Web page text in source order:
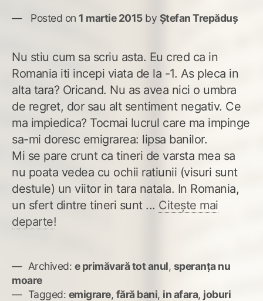
Posted on 1 martie 2015by Ștefan Trepăduș
Nu stiu cum sa scriu asta. Eu cred ca in
Romania iti incepi viata de la -1. As pleca in
alta tara? Oricand. Nu as avea nici o umbra
de regret, dor sau alt sentiment negativ. Ce
ma impiedica? Tocmai lucrul care ma impinge
sa-mi doresc emigrarea: lipsa banilor.
Mi se pare crunt ca tineri de varsta mea sa
nu poata vedea cu ochii ratiunii (visuri sunt
destule) un viitor in tara natala. In Romania,
un sfert dintre tineri sunt ... Citește mai
departe!
Archived: e primăvară tot anul, speranța nu
moare
Tagged: emigrare, fără bani, in afara, joburi